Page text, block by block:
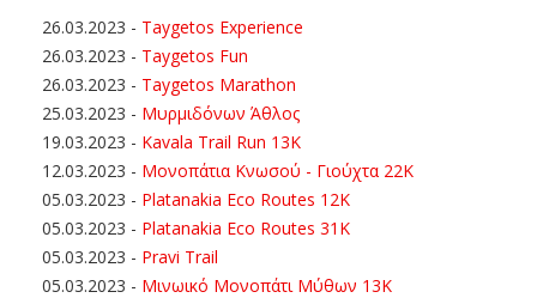
26.03.2023 - Taygetos Experience
26.03.2023 - Taygetos Fun
26.03.2023 - Taygetos Marathon
25.03.2023 - Μυρμιδόνων Άθλος
19.03.2023 - Kavala Trail Run 13K
12.03.2023 - Μονοπάτια Κνωσού - Γιούχτα 22Κ
05.03.2023 - Platanakia Eco Routes 12K
05.03.2023 - Platanakia Eco Routes 31K
05.03.2023 - Pravi Trail
05.03.2023 - Μινωικό Μονοπάτι Μύθων 13Κ